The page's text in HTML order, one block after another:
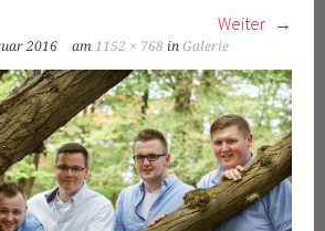
Weiter
2016 am 1152 × 768 inGalerie